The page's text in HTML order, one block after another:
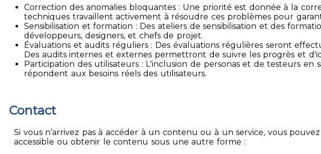
Correction des anomalies bloquantes : Une priorité est donnée à la
techniques travaillent activement à résoudre ces problèmes pour
Sensibilisation et formation : Des ateliers de sensibilisation et des
développeurs, designers, et chefs de projet.
Évaluations et audits réguliers : Des évaluations régulières seront
Des audits internes et externes permettront de suivre les progrès et
Participation des utilisateurs : L'inclusion de personas et de testeurs
répondent aux besoins réels des utilisateurs.
Contact
Si vous n’arrivez pas à accéder à un contenu ou à un service, vous
accessible ou obtenir le contenu sous une autre forme :